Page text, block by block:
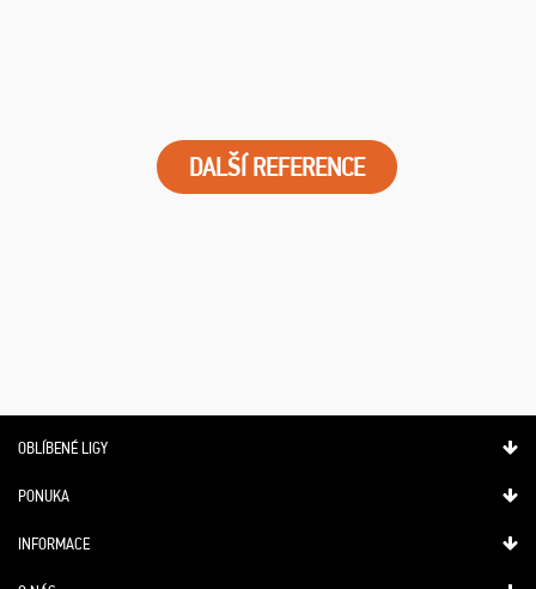
DALŠÍ REFERENCE
OBLÍBENÉ LIGY
PONUKA
INFORMACE